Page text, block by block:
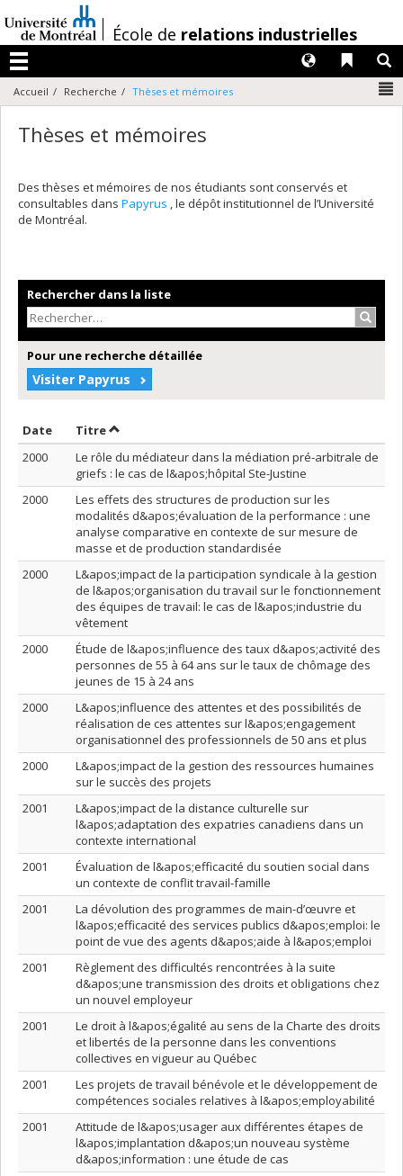
au
contenu
/École de relations industrielles
Menu
Liens
Langues
Accueil Recherche Thèses et mémoires
Thèses et mémoires
Des thèses et mémoires de nos étudiants sont conservés et
consultables dans Papyrus , le dépôt institutionnel de l’Université
de Montréal.
Rechercher dans la liste
Pour une recherche détaillée
Visiter Papyrus
Date Trier par date en ordre décroissant
TitreTrier par titre en ordre décroissant
2000
Le rôle du médiateur dans la médiation pré-arbitrale de
griefs : le cas de l&apos;hôpital Ste-Justine
2000
Les effets des structures de production sur les
modalités d&apos;évaluation de la performance : une
analyse comparative en contexte de sur mesure de
masse et de production standardisée
2000
L&apos;impact de la participation syndicale à la gestion
de l&apos;organisation du travail sur le fonctionnement
des équipes de travail: le cas de l&apos;industrie du
vêtement
2000
Étude de l&apos;influence des taux d&apos;activité des
personnes de 55 à 64 ans sur le taux de chômage des
jeunes de 15 à 24 ans
2000
L&apos;influence des attentes et des possibilités de
réalisation de ces attentes sur l&apos;engagement
organisationnel des professionnels de 50 ans et plus
2000
L&apos;impact de la gestion des ressources humaines
sur le succès des projets
2001
L&apos;impact de la distance culturelle sur
l&apos;adaptation des expatries canadiens dans un
contexte international
2001
Évaluation de l&apos;efficacité du soutien social dans
un contexte de conflit travail-famille
2001
La dévolution des programmes de main-d’œuvre et
l&apos;efficacité des services publics d&apos;emploi: le
point de vue des agents d&apos;aide à l&apos;emploi
2001
Règlement des difficultés rencontrées à la suite
d&apos;une transmission des droits et obligations chez
un nouvel employeur
2001
Le droit à l&apos;égalité au sens de la Charte des droits
et libertés de la personne dans les conventions
collectives en vigueur au Québec
2001
Les projets de travail bénévole et le développement de
compétences sociales relatives à l&apos;employabilité
2001
Attitude de l&apos;usager aux différentes étapes de
l&apos;implantation d&apos;un nouveau système
d&apos;information : une étude de cas